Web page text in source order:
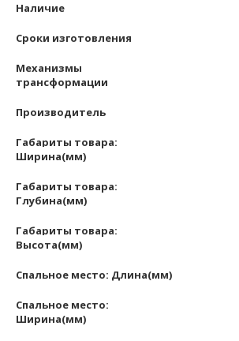
Наличие
Сроки изготовления
Механизмы
трансформации
Производитель
Габариты товара:
Ширина(мм)
Габариты товара:
Глубина(мм)
Габариты товара:
Высота(мм)
Спальное место: Длина(мм)
Спальное место:
Ширина(мм)